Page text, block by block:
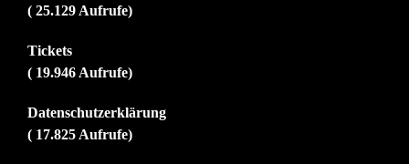
( 25.129 Aufrufe)
Tickets
( 19.946 Aufrufe)
Datenschutzerklärung
( 17.825 Aufrufe)